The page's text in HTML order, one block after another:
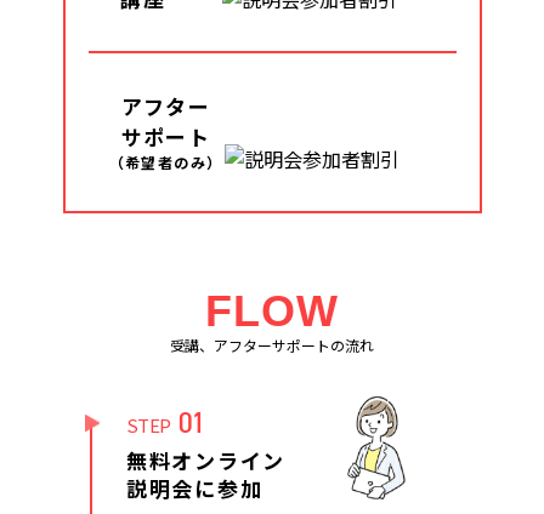
アフター
サポート
（希望者のみ）
FLOW
受講、アフターサポートの流れ
STEP 01
無料オンライン
説明会に参加